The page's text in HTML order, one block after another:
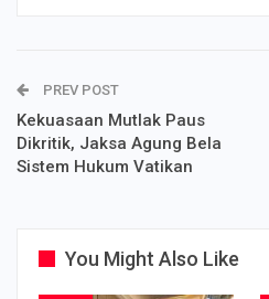
PREV POST
Kekuasaan Mutlak Paus
Dikritik, Jaksa Agung Bela
Sistem Hukum Vatikan
You Might Also Like